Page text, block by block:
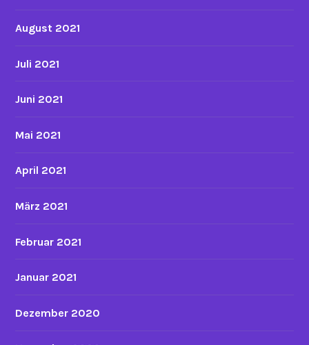
August 2021
Juli 2021
Juni 2021
Mai 2021
April 2021
März 2021
Februar 2021
Januar 2021
Dezember 2020